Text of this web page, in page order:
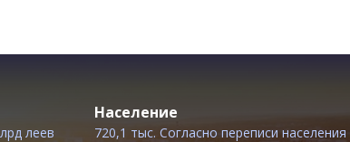
леев
Население
720,1 тыс. Согласно переписи населения